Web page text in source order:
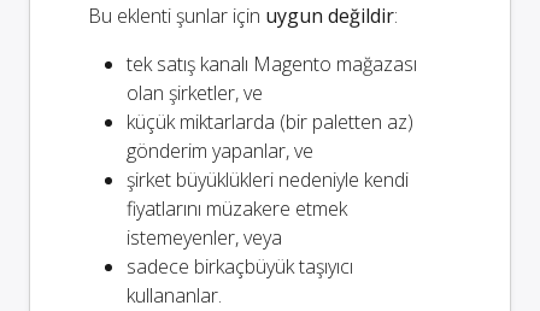
Bu eklenti şunlar için uygun değildir:
tek satış kanalı Magento mağazası
olan şirketler, ve
küçük miktarlarda (bir paletten az)
gönderim yapanlar, ve
şirket büyüklükleri nedeniyle kendi
fiyatlarını müzakere etmek
istemeyenler, veya
sadece birkaçbüyük taşıyıcı
kullananlar.